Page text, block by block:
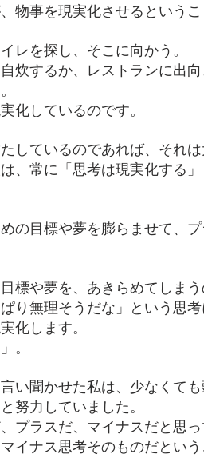
物事を現実化させるというこ
レを探し、そこに向かう。
炊するか、レストランに出
化しているのです。
しているのであれば、それ
、常に「思考は現実化する
の目標や夢を膨らませて、
標や夢を、あきらめてしまう
り無理そうだな」という思考
化します。
。
い聞かせた私は、少なくて
努力していました。
プラスだ、マイナスだと思
イナス思考そのものだという